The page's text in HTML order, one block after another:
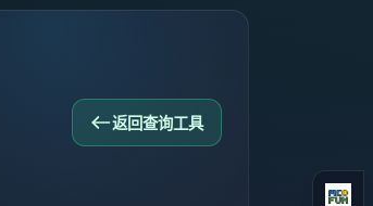
返回查询工具